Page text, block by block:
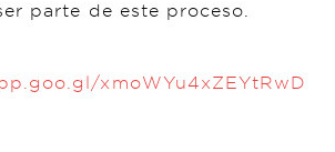
xmoWYu4xZEYtRwD